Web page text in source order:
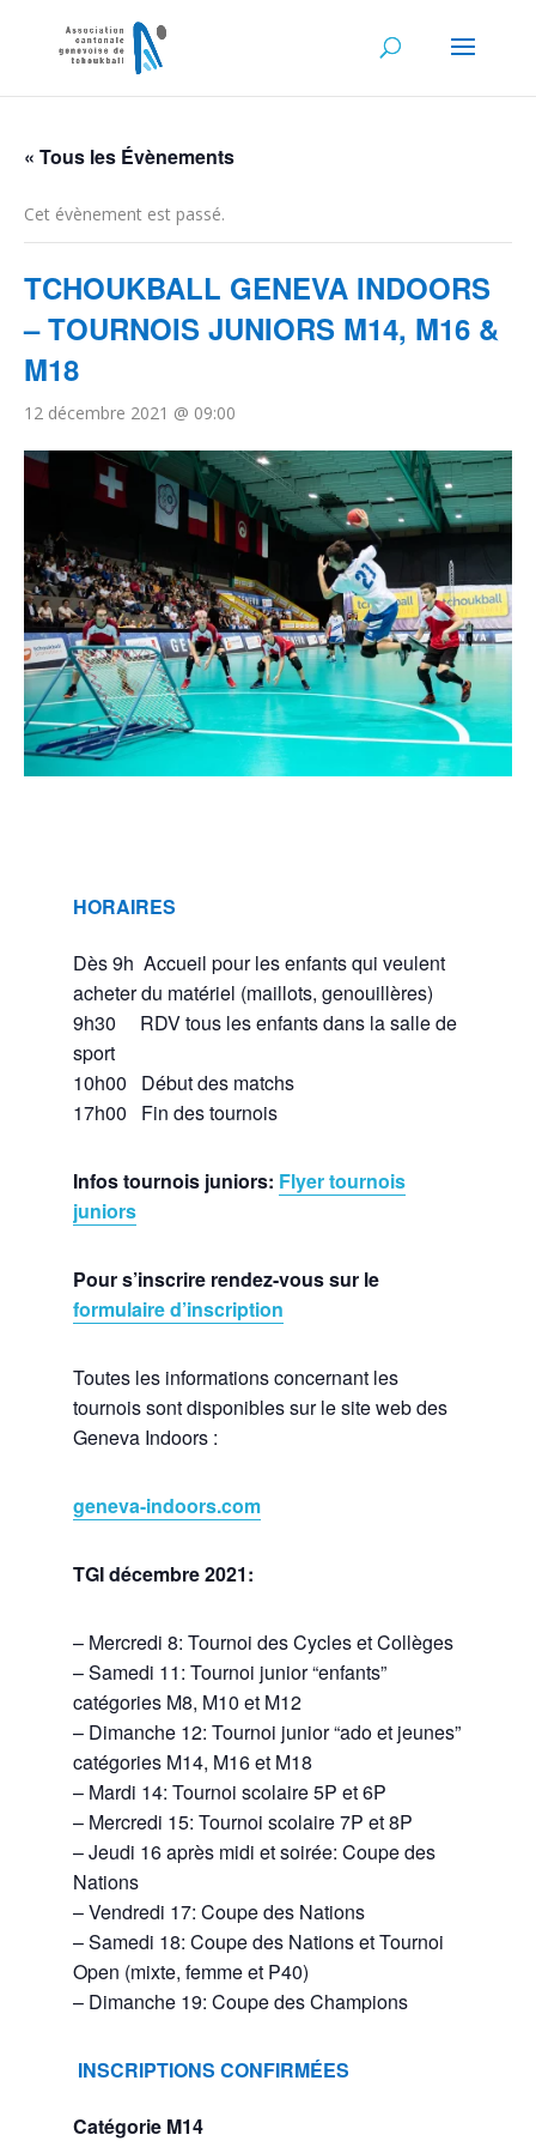
« Tous les Évènements
Cet évènement est passé.
TCHOUKBALL GENEVA INDOORS
– TOURNOIS JUNIORS M14, M16 &
M18
12 décembre 2021 @ 09:00
HORAIRES
Dès 9h Accueil pour les enfants qui veulent
acheter du matériel (maillots, genouillères)
9h30 RDV tous les enfants dans la salle de
sport
10h00 Début des matchs
17h00 Fin des tournois
Infos tournois juniors: Flyer tournois
juniors
Pour s’inscrire rendez-vous sur le
formulaire d’inscription
Toutes les informations concernant les
tournois sont disponibles sur le site web des
Geneva Indoors :
geneva-indoors.com
TGI décembre 2021:
– Mercredi 8: Tournoi des Cycles et Collèges
– Samedi 11: Tournoi junior “enfants”
catégories M8, M10 et M12
– Dimanche 12: Tournoi junior “ado et jeunes”
catégories M14, M16 et M18
– Mardi 14: Tournoi scolaire 5P et 6P
– Mercredi 15: Tournoi scolaire 7P et 8P
– Jeudi 16 après midi et soirée: Coupe des
Nations
– Vendredi 17: Coupe des Nations
– Samedi 18: Coupe des Nations et Tournoi
Open (mixte, femme et P40)
– Dimanche 19: Coupe des Champions
INSCRIPTIONS CONFIRMÉES
Catégorie M14